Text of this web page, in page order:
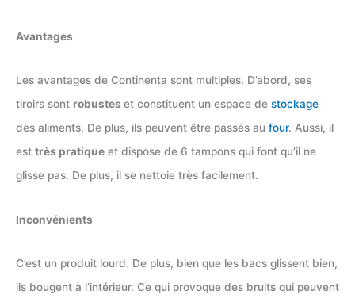
Avantages
Les avantages de Continenta sont multiples. D’abord, ses
tiroirs sont robustes et constituent un espace de stockage
des aliments. De plus, ils peuvent être passés au four. Aussi, il
est très pratique et dispose de 6 tampons qui font qu’il ne
glisse pas. De plus, il se nettoie très facilement.
Inconvénients
C’est un produit lourd. De plus, bien que les bacs glissent bien,
ils bougent à l’intérieur. Ce qui provoque des bruits qui peuvent